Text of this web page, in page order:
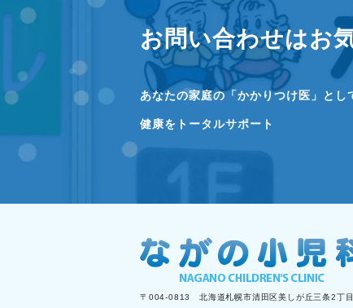
お問い合わせはお
あなたの家庭の「かかりつけ医」とし
健康をトータルサポート
〒004-0813 北海道札幌市清田区美しが丘三条2丁